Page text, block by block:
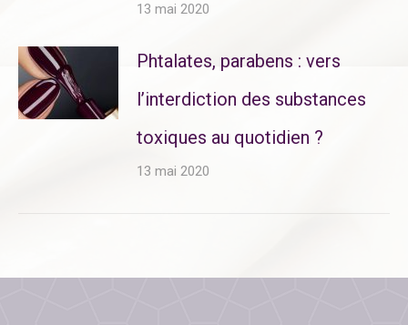
13 mai 2020
Phtalates, parabens : vers
l’interdiction des substances
toxiques au quotidien ?
13 mai 2020